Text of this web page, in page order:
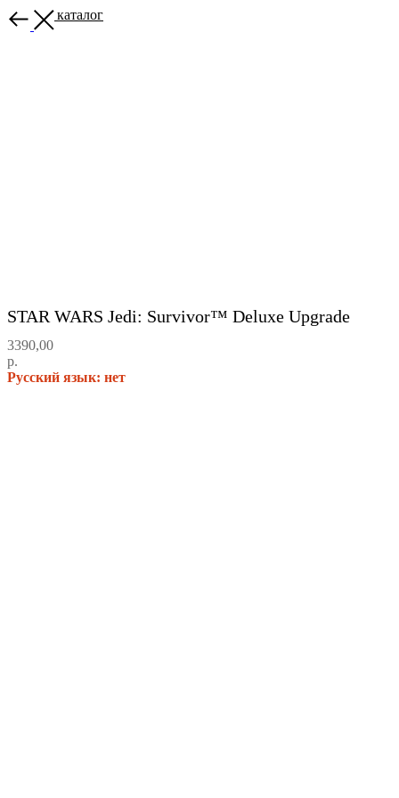
Назад в каталог
STAR WARS Jedi: Survivor™ Deluxe Upgrade
3390,00
р.
Русский язык: нет